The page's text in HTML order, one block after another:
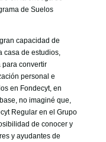
de Suelos
capacidad de
casa de estudios,
convertir
personal e
en Fondecyt, en
no imaginé que,
Regular en el Grupo
de conocer y
y ayudantes de